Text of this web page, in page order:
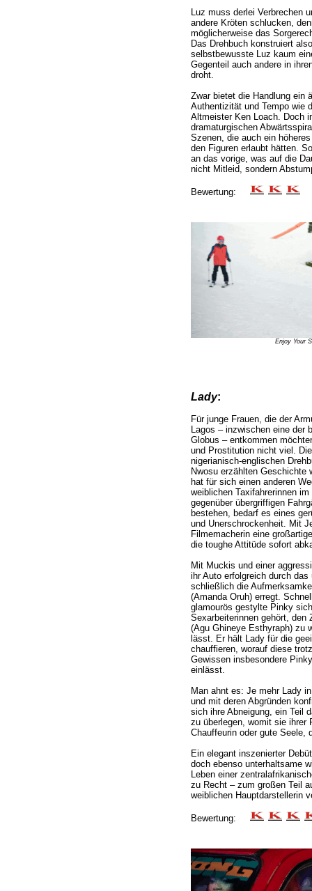
Luz muss derlei Verbrechen
andere Kröten schlucken,
möglicherweise das
Das Drehbuch konstruiert
selbstbewusste Luz kaum
Gegenteil auch andere in
droht.
Zwar bietet die Handlung ein
Authentizität und Tempo wie
Altmeister Ken Loach. Doch
dramaturgischen
Szenen, die auch ein
den Figuren erlaubt hätten.
an das vorige, was auf die
nicht Mitleid, sondern
Bewertung:
Enjoy Your
Lady:
Für junge Frauen, die der
Lagos – inzwischen eine der
Globus – entkommen
und Prostitution nicht viel.
nigerianisch-englischen
Nwosu erzählten Geschichte
hat für sich einen anderen
weiblichen Taxifahrerinnen
gegenüber übergriffigen
bestehen, bedarf es eines
und Unerschrockenheit. Mit
Filmemacherin eine
die toughe Attitüde sofort
Mit Muckis und einer
ihr Auto erfolgreich durch
schließlich die
(Amanda Oruh) erregt.
glamourös gestylte Pinky
Sexarbeiterinnen gehört, den
(Agu Ghineye Esthyraph) zu
lässt. Er hält Lady für die
chauffieren, worauf diese
Gewissen insbesondere
einlässt.
Man ahnt es: Je mehr Lady
und mit deren Abgründen
sich ihre Abneigung, ein Teil
zu überlegen, womit sie ihrer
Chauffeurin oder gute Seele,
Ein elegant inszenierter
doch ebenso unterhaltsame
Leben einer
zu Recht – zum großen Teil
weiblichen Hauptdarstellerin
Bewertung: